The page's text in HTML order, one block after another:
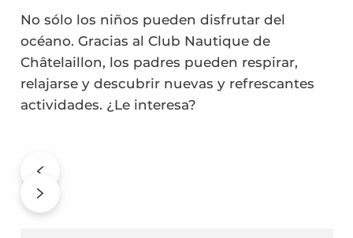
No sólo los niños pueden disfrutar del
océano. Gracias al Club Nautique de
Châtelaillon, los padres pueden respirar,
relajarse y descubrir nuevas y refrescantes
actividades. ¿Le interesa?